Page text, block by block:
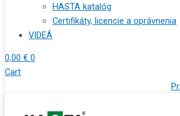
HASTA katalóg
Certifikáty, licencie a oprávnenia
VIDEÁ
0,00 € 0
Cart